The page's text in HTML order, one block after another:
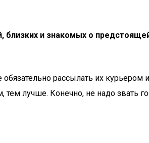
и знакомых о
рассылать их курьером
лучше. Конечно, не надо звать